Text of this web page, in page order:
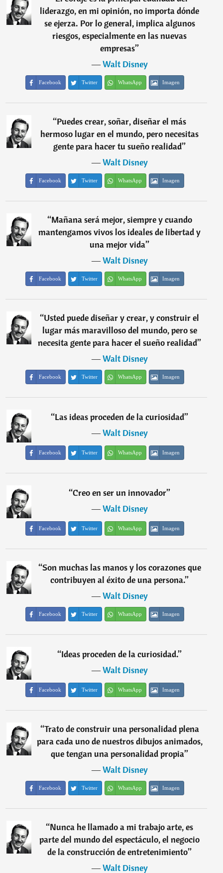
liderazgo, en mi opinión, no importa dónde
se ejerza. Por lo general, implica algunos
riesgos, especialmente en las nuevas
empresas”
―Walt Disney
Facebook Twitter WhatsApp Imagen
“Puedes crear, soñar, diseñar el más
hermoso lugar en el mundo, pero necesitas
gente para hacer tu sueño realidad”
―Walt Disney
Facebook Twitter WhatsApp Imagen
“Mañana será mejor, siempre y cuando
mantengamos vivos los ideales de libertad y
una mejor vida”
―Walt Disney
Facebook Twitter WhatsApp Imagen
“Usted puede diseñar y crear, y construir el
lugar más maravilloso del mundo, pero se
necesita gente para hacer el sueño realidad”
―Walt Disney
Facebook Twitter WhatsApp Imagen
“Las ideas proceden de la curiosidad”
―Walt Disney
Facebook Twitter WhatsApp Imagen
“Creo en ser un innovador”
―Walt Disney
Facebook Twitter WhatsApp Imagen
“Son muchas las manos y los corazones que
contribuyen al éxito de una persona.”
―Walt Disney
Facebook Twitter WhatsApp Imagen
“Ideas proceden de la curiosidad.”
―Walt Disney
Facebook Twitter WhatsApp Imagen
“Trato de construir una personalidad plena
para cada uno de nuestros dibujos animados,
que tengan una personalidad propia”
―Walt Disney
Facebook Twitter WhatsApp Imagen
“Nunca he llamado a mi trabajo arte, es
parte del mundo del espectáculo, el negocio
de la construcción de entretenimiento”
―Walt Disney